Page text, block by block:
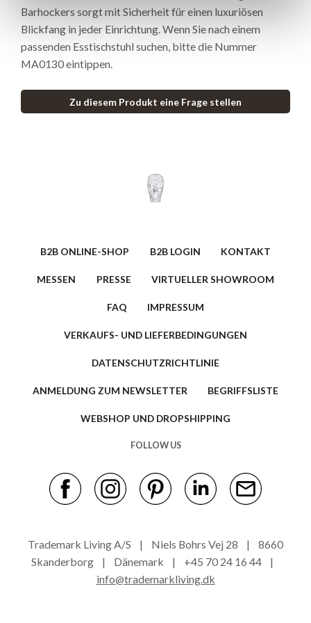
Barhockers sorgt mit Sicherheit für einen luxuriösen
Blickfang in jeder Einrichtung. Wenn Sie nach einem
passenden Esstischstuhl suchen, bitte die Nummer
MA0130 eintippen.
Zu diesem Produkt eine Frage stellen
B2B ONLINE-SHOP B2B LOGIN KONTAKT
MESSEN PRESSE VIRTUELLER SHOWROOM
FAQ IMPRESSUM
VERKAUFS- UND LIEFERBEDINGUNGEN
DATENSCHUTZRICHTLINIE
ANMELDUNG ZUM NEWSLETTER BEGRIFFSLISTE
WEBSHOP UND DROPSHIPPING
FOLLOW US
Trademark Living A/S | Niels Bohrs Vej 28 | 8660
Skanderborg | Dänemark | +45 70 24 16 44 |
info@trademarkliving.dk